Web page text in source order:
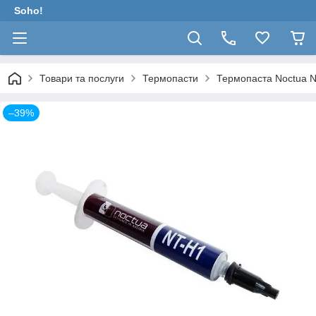
Soho!
Товари та послуги Термопасти Термопаста Noctua
–39%